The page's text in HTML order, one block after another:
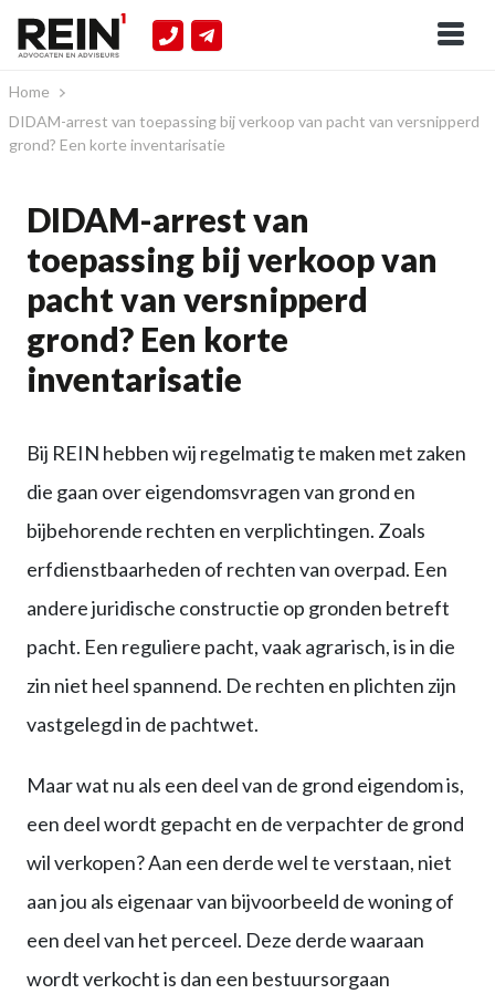
Home
DIDAM-arrest van toepassing bij verkoop van pacht van versnipperd
grond? Een korte inventarisatie
DIDAM-arrest van
toepassing bij verkoop van
pacht van versnipperd
grond? Een korte
inventarisatie
Bij REIN hebben wij regelmatig te maken met zaken
die gaan over eigendomsvragen van grond en
bijbehorende rechten en verplichtingen. Zoals
erfdienstbaarheden of rechten van overpad. Een
andere juridische constructie op gronden betreft
pacht. Een reguliere pacht, vaak agrarisch, is in die
zin niet heel spannend. De rechten en plichten zijn
vastgelegd in de pachtwet.
Maar wat nu als een deel van de grond eigendom is,
een deel wordt gepacht en de verpachter de grond
wil verkopen? Aan een derde wel te verstaan, niet
aan jou als eigenaar van bijvoorbeeld de woning of
een deel van het perceel. Deze derde waaraan
wordt verkocht is dan een bestuursorgaan